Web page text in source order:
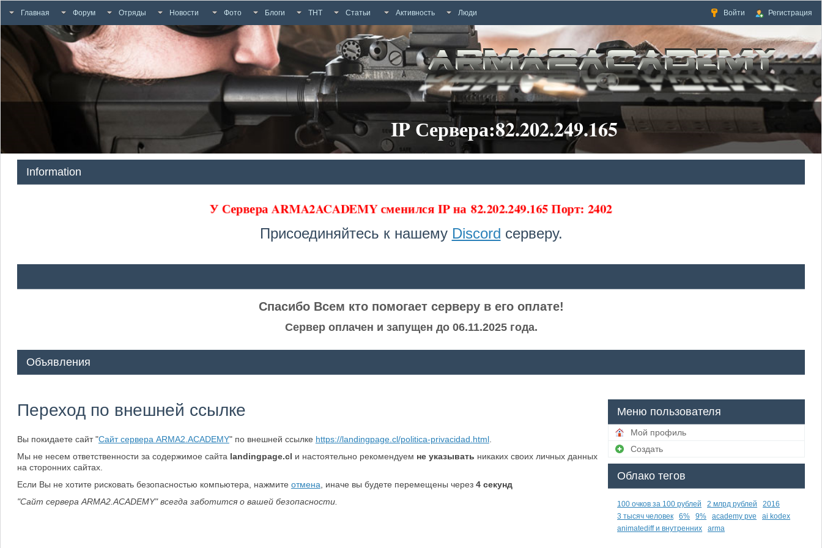
Главная Форум Отряды Новости Фото Блоги ТНТ Статьи Активность Люди Войти Регистрация
IP Сервера:82.202.249.165
Information
У Сервера ARMA2ACADEMY сменился IP на82.202.249.165 Порт: 2402
Присоединяйтесь к нашему Discord серверу.
Спасибо Всем кто помогает серверу в его оплате!
Сервер оплачен и запущен до 06.11.2025 года.
Объявления
Переход по внешней ссылке
Вы покидаете сайт "Сайт сервера ARMA2.ACADEMY" по внешней ссылке https://landingpage.cl/politica-privacidad.html.
Мы не несем ответственности за содержимое сайта landingpage.cl и настоятельно рекомендуем не указывать никаких своих личных данных
на сторонних сайтах.
Если Вы не хотите рисковать безопасностью компьютера, нажмите отмена , иначе вы будете перемещены через 3секунд
"Сайт сервера ARMA2.ACADEMY" всегда заботится о вашей безопасности.
Меню пользователя
Мой профиль
Создать
Облако тегов
100 очков за 100 рублей 2 млрд рублей
2016
3 тысяч человек
6% 9% academy pve
ai kodex
animatediff и внутренних
arma